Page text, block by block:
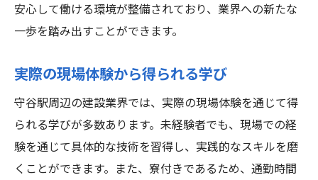
安心して働ける環境が整備されており、業界への新たな
一歩を踏み出すことができます。
実際の現場体験から得られる学び
守谷駅周辺の建設業界では、実際の現場体験を通じて得
られる学びが多数あります。未経験者でも、現場での経
験を通じて具体的な技術を習得し、実践的なスキルを磨
くことができます。また、寮付きであるため、通勤時間